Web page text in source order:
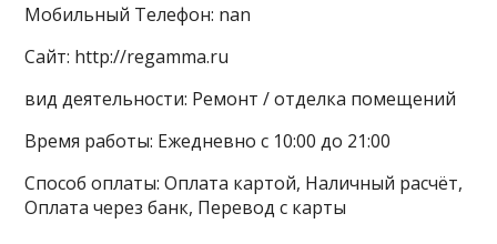
Мобильный Телефон: nan
Сайт: http://regamma.ru
вид деятельности: Ремонт / отделка помещений
Время работы: Ежедневно с 10:00 до 21:00
Способ оплаты: Оплата картой, Наличный расчёт,
Оплата через банк, Перевод с карты